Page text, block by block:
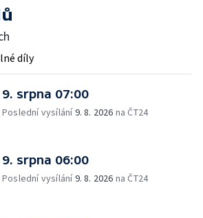
díly
9. srpna 07:00
Poslední vysílání9. 8. 2026 na ČT24
9. srpna 06:00
Poslední vysílání9. 8. 2026 na ČT24